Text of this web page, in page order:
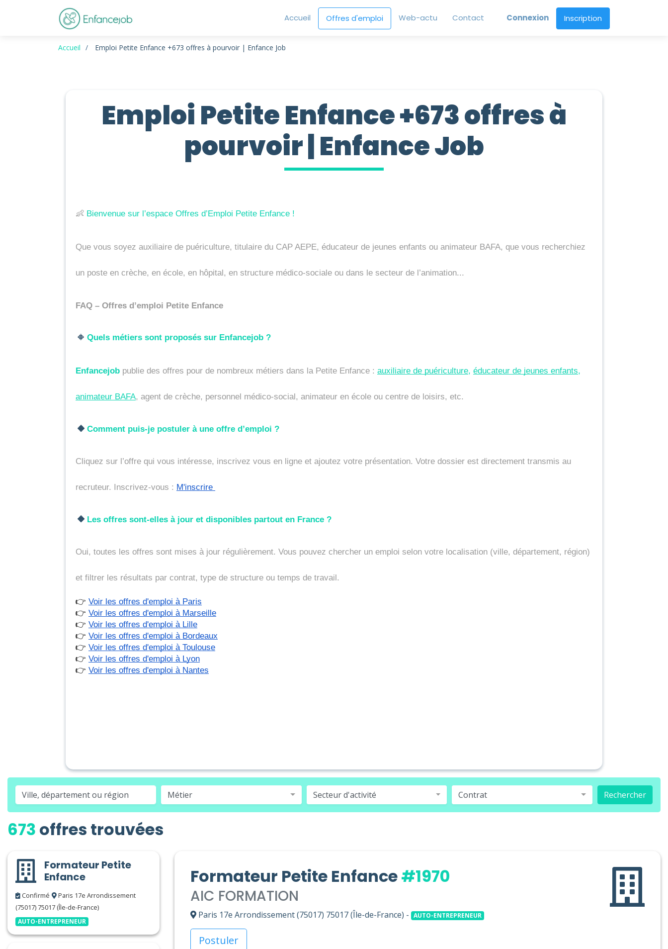
Accueil Offres d'emploi Web-actu Contact Connexion Inscription
Accueil Emploi Petite Enfance +673 offres à pourvoir | Enfance Job
Emploi Petite Enfance +673 offres à
pourvoir | Enfance Job
👶 Bienvenue sur l’espace Offres d’Emploi Petite Enfance !
Que vous soyez auxiliaire de puériculture, titulaire du CAP AEPE, éducateur de jeunes enfants ou animateur BAFA, que vous recherchiez
un poste en crèche, en école, en hôpital, en structure médico-sociale ou dans le secteur de l’animation...
FAQ – Offres d’emploi Petite Enfance
🔸 Quels métiers sont proposés sur Enfancejob ?
Enfancejob publie des offres pour de nombreux métiers dans la Petite Enfance : auxiliaire de puériculture, éducateur de jeunes enfants
animateur BAFA, agent de crèche, personnel médico-social, animateur en école ou centre de loisirs, etc.
🔸 Comment puis-je postuler à une offre d’emploi ?
Cliquez sur l’offre qui vous intéresse, inscrivez vous en ligne et ajoutez votre présentation. Votre dossier est directement transmis au
recruteur. Inscrivez-vous : M'inscrire
🔸 Les offres sont-elles à jour et disponibles partout en France ?
Oui, toutes les offres sont mises à jour régulièrement. Vous pouvez chercher un emploi selon votre localisation (ville, département, région)
et filtrer les résultats par contrat, type de structure ou temps de travail.
👉 Voir les offres d'emploi à Paris
👉 Voir les offres d'emploi à Marseille
👉 Voir les offres d'emploi à Lille
👉 Voir les offres d'emploi à Bordeaux
👉 Voir les offres d'emploi à Toulouse
👉 Voir les offres d'emploi à Lyon
👉 Voir les offres d'emploi à Nantes
Métier Secteur d'activité Contrat Rechercher
673 offres trouvées
Formateur Petite
Enfance
Confirmé
Paris 17e Arrondissement
(75017) 75017 (Île-de-France)
AUTO-ENTREPRENEUR
Formateur Petite Enfance#1970
AIC FORMATION
Paris 17e Arrondissement (75017) 75017 (Île-de-France) - AUTO-ENTREPRENEUR
Postuler